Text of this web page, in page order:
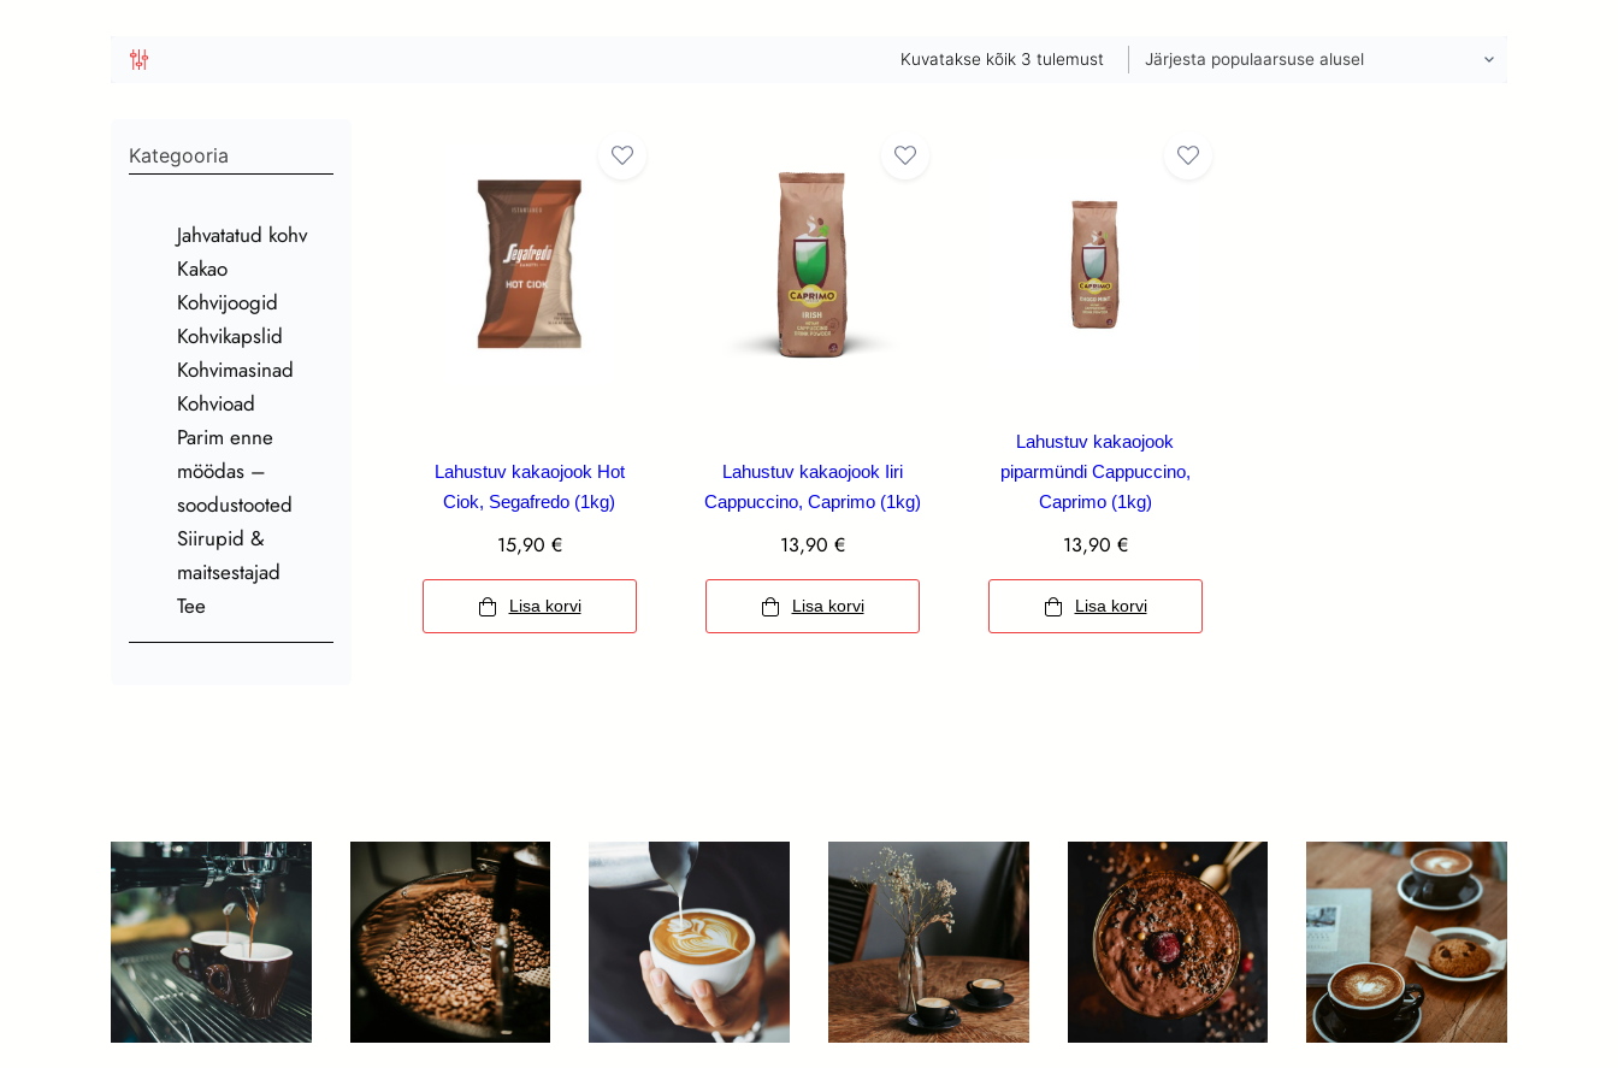
Kuvatakse kõik 3 tulemust Sorteeritud
Kategooria
Jahvatatud kohv
Kakao
Kohvijoogid
Kohvikapslid
Kohvimasinad
Kohvioad
Parim enne
möödas –
soodustooted
Siirupid &
maitsestajad
Tee
Lahustuv kakaojook Hot
Ciok, Segafredo (1kg)
15,90 €
Lisa korvi
Lahustuv kakaojook Iiri
Cappuccino, Caprimo (1kg)
13,90 €
Lisa korvi
Lahustuv kakaojook
piparmündi Cappuccino,
Caprimo (1kg)
13,90 €
Lisa korvi